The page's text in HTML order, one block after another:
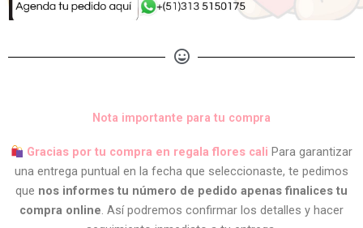
Nota importante para tu compra
Gracias por tu compra en regala flores caliPara garantizar
una entrega puntual en la fecha que seleccionaste, te pedimos
que nos informes tu número de pedido apenas finalices tu
compra online. Así podremos confirmar los detalles y hacer